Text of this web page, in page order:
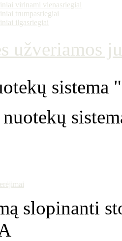
virinami vienasriegiai
trumpasriegiai
ilgasriegiai
slopinanti